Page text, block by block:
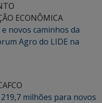
ECONÔMICA
novos caminhos da
Agro do LIDE na
FCO
milhões para novos